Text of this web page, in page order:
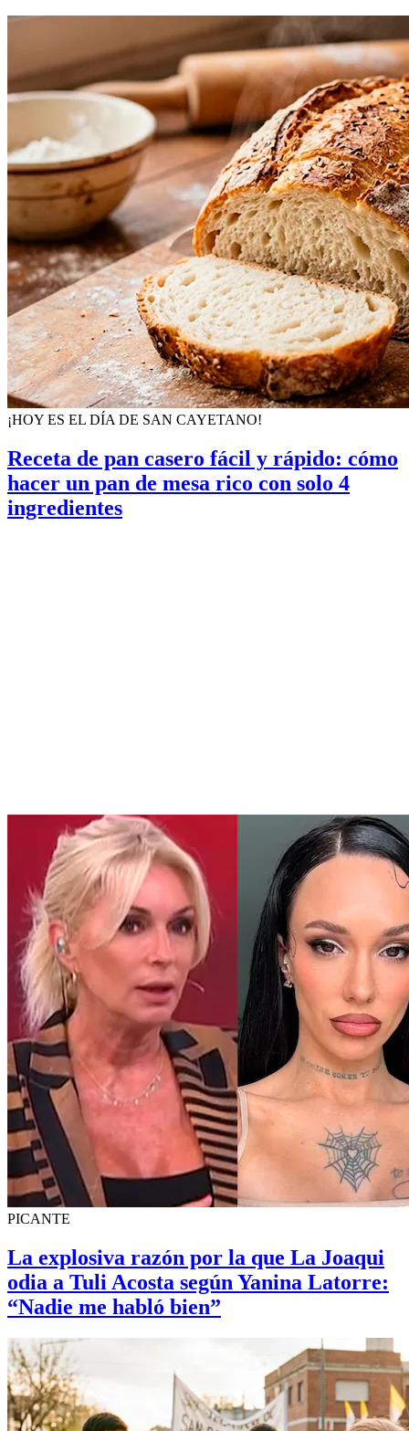
¡HOY ES EL DÍA DE SAN CAYETANO!
Receta de pan casero fácil y rápido: cómo
hacer un pan de mesa rico con solo 4
ingredientes
PICANTE
La explosiva razón por la que La Joaqui
odia a Tuli Acosta según Yanina Latorre:
“Nadie me habló bien”